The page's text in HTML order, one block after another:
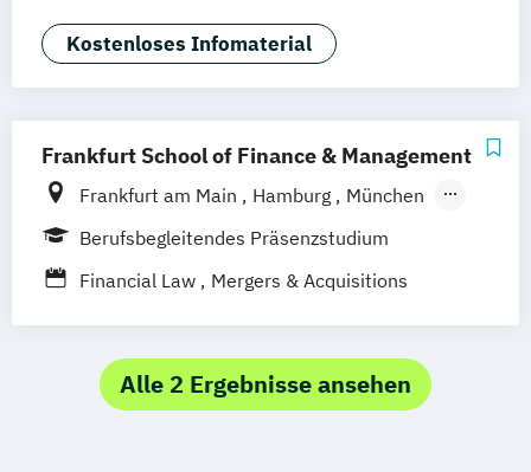
Neuss Nürnberg Siegen Stuttgart
Wesel Wuppertal Augsburg
Leipzig Gütersloh Hagen Karlsruhe
Saarbrücken Mainz Arnsberg
Digitales Live Studium (DLS) Wien
Wirtschaftsrecht Vertiefung Notariat
Kostenloses Infomaterial
Frankfurt School of Finance & Management
Frankfurt am Main Hamburg
München
Düsseldorf
Online-Campus Stuttgart
Berufsbegleitendes Präsenzstudium
Financial Law
Mergers & Acquisitions
Alle 2 Ergebnisse ansehen